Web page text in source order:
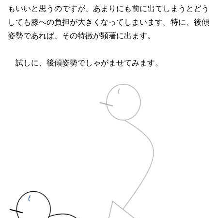
もいいと思うのですが、あまりにも前に出てしまうとどう
しても膝への負担が大きくなってしまいます。特に、後傾
姿勢であれば、その特徴が顕著に出ます。
試しに、後傾姿勢でしゃがませてみます。